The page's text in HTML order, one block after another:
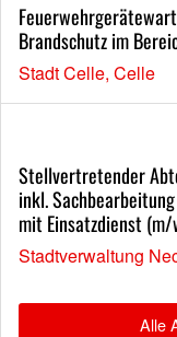
Brandschutz im
Stadt Celle, Celle
Stellvertretender
inkl.
mit Einsatzdienst
Stadtverwaltung
Alle